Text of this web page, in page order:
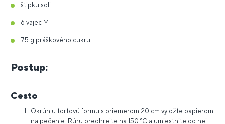
štipku soli
6 vajec M
75 g práškového cukru
Postup:
Cesto
Okrúhlu tortovú formu s priemerom 20 cm vyložte papierom
na pečenie. Rúru predhrejte na 150 °C a umiestnite do nej